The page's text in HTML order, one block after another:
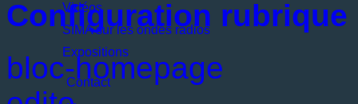
Vidéos
SIMA sur les ondes radios
Expositions
Contact
Configuration rubrique
bloc-homepage